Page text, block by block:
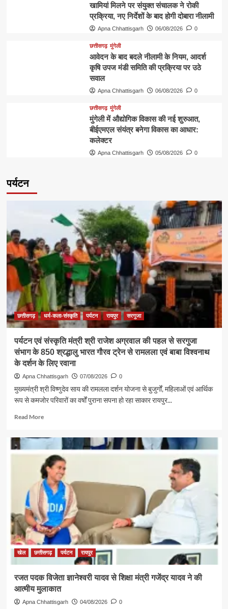
खामियां मिलने पर संयुक्त संचालक ने रोकी
प्रक्रिया, नए निर्देशों के बाद होगी दोबारा नीलामी
Apna Chhattisgarh 06/08/2026 0
छत्तीसगढ़ मुंगेली
आवेदन के बाद बदले नीलामी के नियम, आदर्श
कृषि उपज मंडी समिति की प्रक्रिया पर उठे
सवाल
Apna Chhattisgarh 06/08/2026 0
छत्तीसगढ़ मुंगेली
मुंगेली में औद्योगिक विकास की नई शुरुआत,
बीईएमएल संयंत्र बनेगा विकास का आधार:
कलेक्टर
Apna Chhattisgarh 05/08/2026 0
पर्यटन
छत्तीसगढ़ धर्म-कला-संस्कृति पर्यटन रायपुर सरगुजा
पर्यटन एवं संस्कृति मंत्री श्री राजेश अग्रवाल की पहल से सरगुजा
संभाग के 850 श्रद्धालु भारत गौरव ट्रेन से रामलला एवं बाबा विश्वनाथ
के दर्शन के लिए रवाना
Apna Chhattisgarh 07/08/2026 0
मुख्यमंत्री श्री विष्णुदेव साय की रामलला दर्शन योजना से बुजुर्गों, महिलाओं एवं आर्थिक
रूप से कमजोर परिवारों का वर्षों पुराना सपना हो रहा साकार रायपुर...
Read MoreRead
पर्यटन
एवं
संस्कृति
मंत्री
श्री
राजेश
अग्रवाल
की
पहल
से
सरगुजा
संभाग
श्रद्धालु
भारत
गौरव
खेल छत्तीसगढ़ पर्यटन रायपुर
रजत पदक विजेता ज्ञानेश्वरी यादव से शिक्षा मंत्री गजेंद्र यादव ने की
आत्मीय मुलाकात
Apna Chhattisgarh 04/08/2026 0